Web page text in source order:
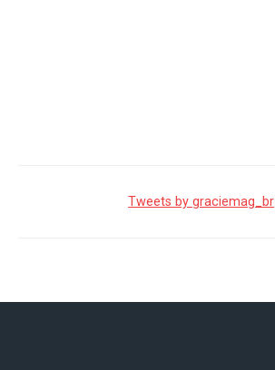
Tweets by graciemag_br